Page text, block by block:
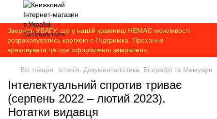
Зверніть УВАГУ, що у нашій крамниці НЕМАЄ можливості
розраховуватись карткою є-Підтримка. Прохання
враховувати це при оформленні замовлень.
Всі товари Історія. Документалістика. Біографії та Мемуари
Інтелектуальний спротив триває
(серпень 2022 – лютий 2023).
Нотатки видавця